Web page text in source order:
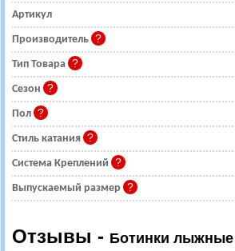
Артикул
Производитель
Тип Товара
Сезон
Пол
Стиль катания
Система Креплений
Выпускаемый размер
Отзывы - Ботинки лыжные